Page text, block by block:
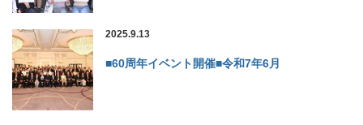
2025.9.13
■60周年イベント開催■令和7年6月